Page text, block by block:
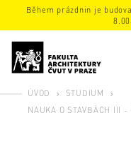
Během prázdnin je
ÚVOD
STUDIUM
NAUKA O STAVBÁCH III -